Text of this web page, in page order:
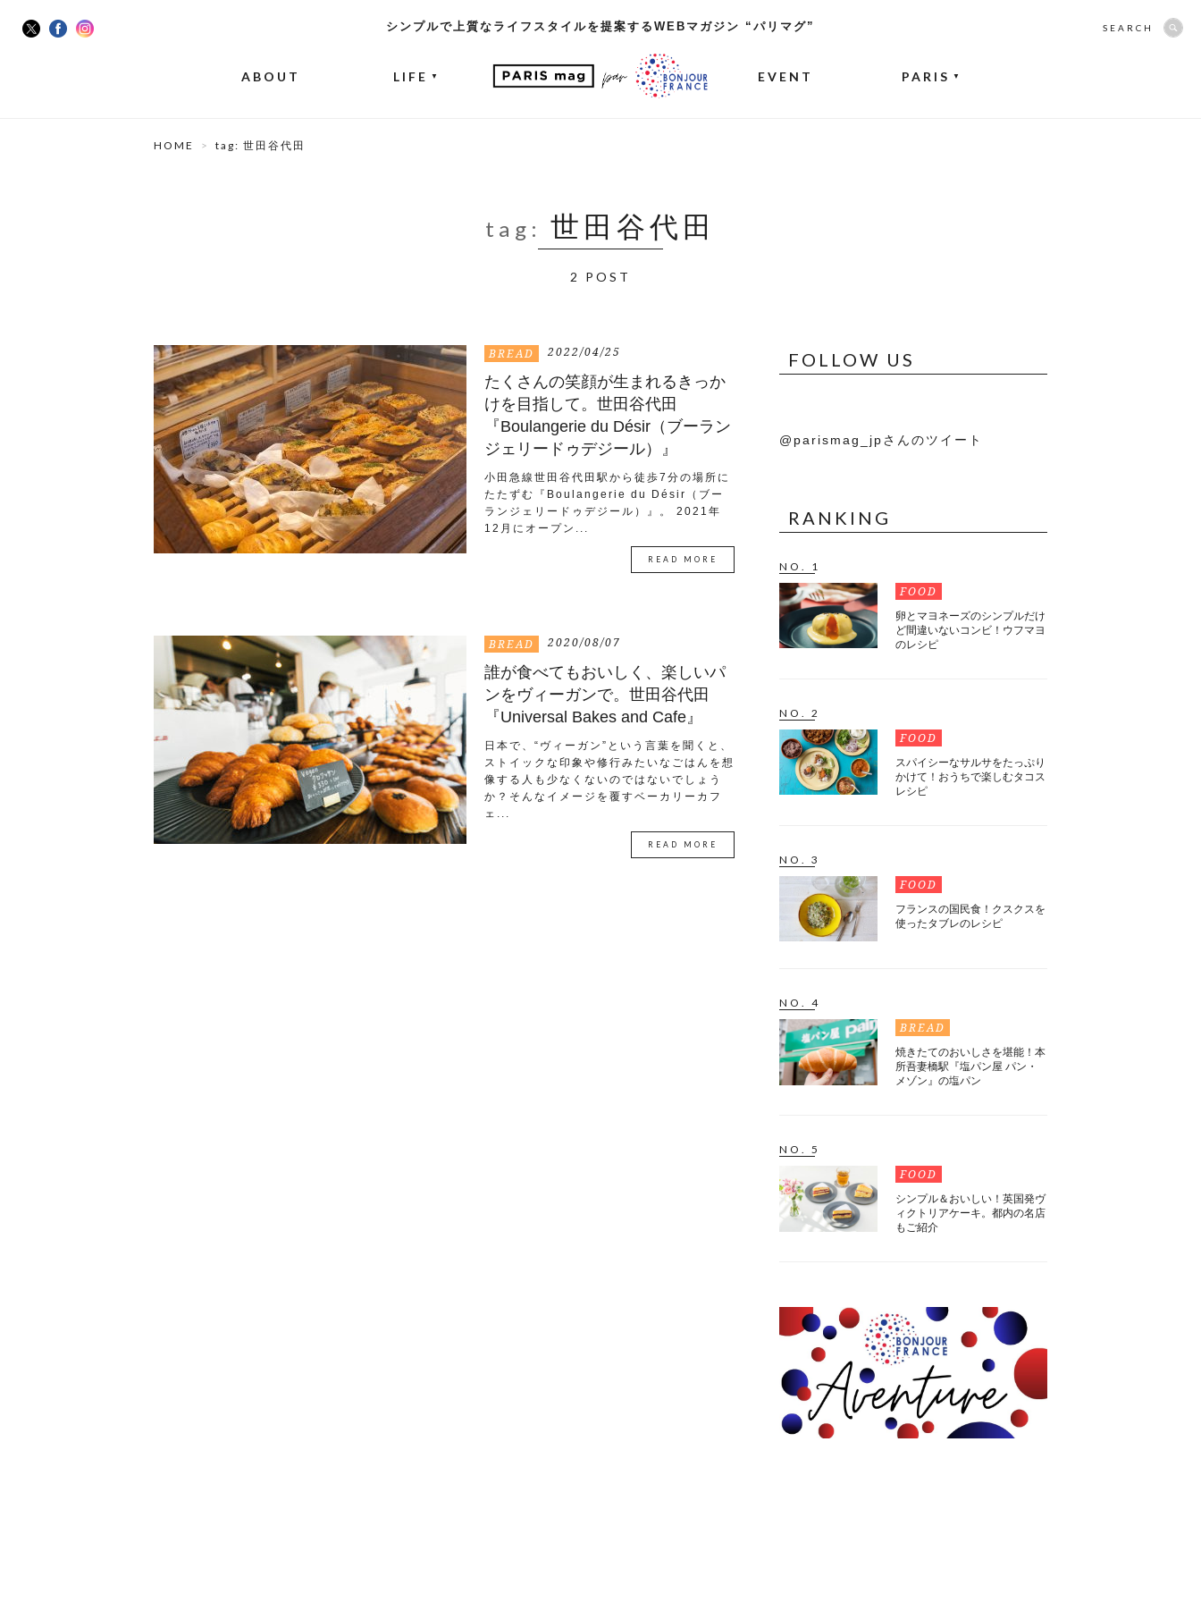
シンプルで上質なライフスタイルを提案するWEBマガジン “パリマグ”
ABOUT LIFE ▼ EVENT PARIS ▼
SEARCH
HOME tag: 世田谷代田
tag: 世田谷代田
2 POST
BREAD 2022/04/25
たくさんの笑顔が生まれるきっか
けを目指して。世田谷代田
『Boulangerie du Désir（ブーラン
ジェリードゥデジール）』
小田急線世田谷代田駅から徒歩7分の場所に
たたずむ『Boulangerie du Désir（ブー
ランジェリードゥデジール）』。 2021年
12月にオープン...
READ MORE
BREAD 2020/08/07
誰が食べてもおいしく、楽しいパ
ンをヴィーガンで。世田谷代田
『Universal Bakes and Cafe』
日本で、“ヴィーガン”という言葉を聞くと、
ストイックな印象や修行みたいなごはんを想
像する人も少なくないのではないでしょう
か？そんなイメージを覆すベーカリーカフ
ェ...
READ MORE
FOLLOW US
@parismag_jpさんのツイート
RANKING
NO. 1
FOOD
卵とマヨネーズのシンプルだけ
ど間違いないコンビ！ウフマヨ
のレシピ
NO. 2
FOOD
スパイシーなサルサをたっぷり
かけて！おうちで楽しむタコス
レシピ
NO. 3
FOOD
フランスの国民食！クスクスを
使ったタブレのレシピ
NO. 4
BREAD
焼きたてのおいしさを堪能！本
所吾妻橋駅『塩パン屋 パン・
メゾン』の塩パン
NO. 5
FOOD
シンプル＆おいしい！英国発ヴ
ィクトリアケーキ。都内の名店
もご紹介